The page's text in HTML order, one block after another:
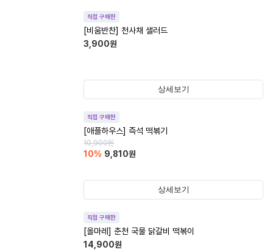
직접 구매한
[비움반찬] 천사채 샐러드
3,900원
상세보기
직접 구매한
[애플하우스] 즉석 떡볶기
10,900원
10% 9,810원
상세보기
직접 구매한
[올마레] 춘천 국물 닭갈비 떡볶이
14,900원